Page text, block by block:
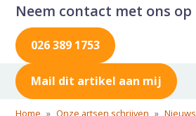
Neem contact met ons op
026 389 1753
Mail dit artikel aan mij
Home » Onze artsen schrijven » Nieuws